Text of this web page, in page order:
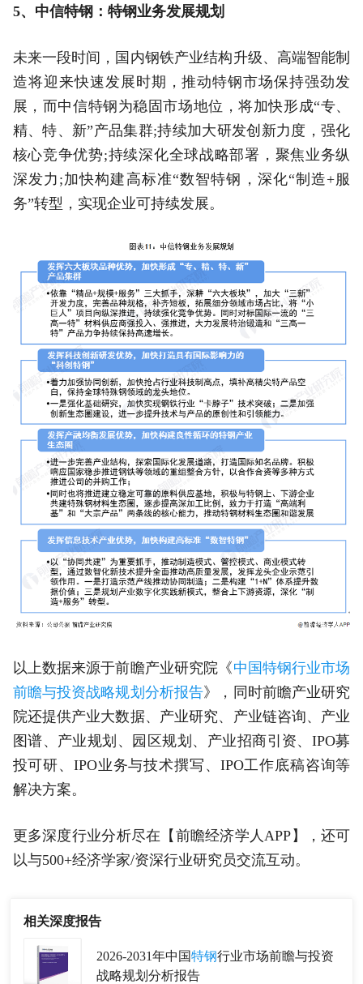
5、中信特钢：特钢业务发展规划
未来一段时间，国内钢铁产业结构升级、高端智能制
造将迎来快速发展时期，推动特钢市场保持强劲发
展，而中信特钢为稳固市场地位，将加快形成“专、
精、特、新”产品集群;持续加大研发创新力度，强化
核心竞争优势;持续深化全球战略部署，聚焦业务纵
深发力;加快构建高标准“数智特钢，深化“制造+服
务”转型，实现企业可持续发展。
以上数据来源于前瞻产业研究院《中国特钢行业市场
前瞻与投资战略规划分析报告》，同时前瞻产业研究
院还提供产业大数据、产业研究、产业链咨询、产业
图谱、产业规划、园区规划、产业招商引资、IPO募
投可研、IPO业务与技术撰写、IPO工作底稿咨询等
解决方案。
更多深度行业分析尽在【前瞻经济学人APP】，还可
以与500+经济学家/资深行业研究员交流互动。
相关深度报告
2026-2031年中国特钢行业市场前瞻与投资
战略规划分析报告